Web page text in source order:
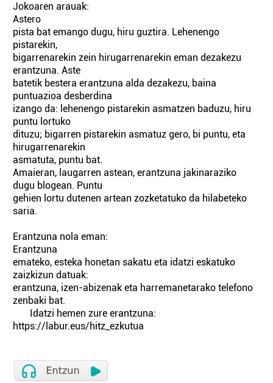
Jokoaren arauak:
Astero
pista bat emango dugu, hiru guztira. Lehenengo
pistarekin,
bigarrenarekin zein hirugarrenarekin eman dezakezu
erantzuna. Aste
batetik bestera erantzuna alda dezakezu, baina
puntuazioa desberdina
izango da: lehenengo pistarekin asmatzen baduzu, hiru
puntu lortuko
dituzu; bigarren pistarekin asmatuz gero, bi puntu, eta
hirugarrenarekin
asmatuta, puntu bat.
Amaieran, laugarren astean, erantzuna jakinaraziko
dugu blogean. Puntu
gehien lortu dutenen artean zozketatuko da hilabeteko
saria.
Erantzuna nola eman:
Erantzuna
emateko, esteka honetan sakatu eta idatzi eskatuko
zaizkizun datuak:
erantzuna, izen-abizenak eta harremanetarako telefono
zenbaki bat.
Idatzi hemen zure erantzuna:
https://labur.eus/hitz_ezkutua